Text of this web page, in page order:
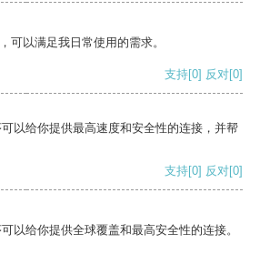
可以满足我日常使用的需求。
支持[0] 反对[0]
以给你提供最高速度和安全性的连接，并帮
支持[0] 反对[0]
以给你提供全球覆盖和最高安全性的连接。